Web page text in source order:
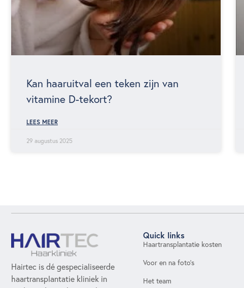
Kan haaruitval een teken zijn van
vitamine D-tekort?
LEES MEER
29 augustus 2025
Hairtec is dé gespecialiseerde
haartransplantatie kliniek in
Quick links
Haartransplantatie kosten
Voor en na foto's
Het team